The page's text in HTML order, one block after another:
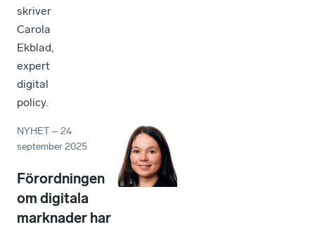
skriver
Carola
Ekblad,
expert
digital
policy.
NYHET –24
september 2025
Förordningen
om digitala
marknader har